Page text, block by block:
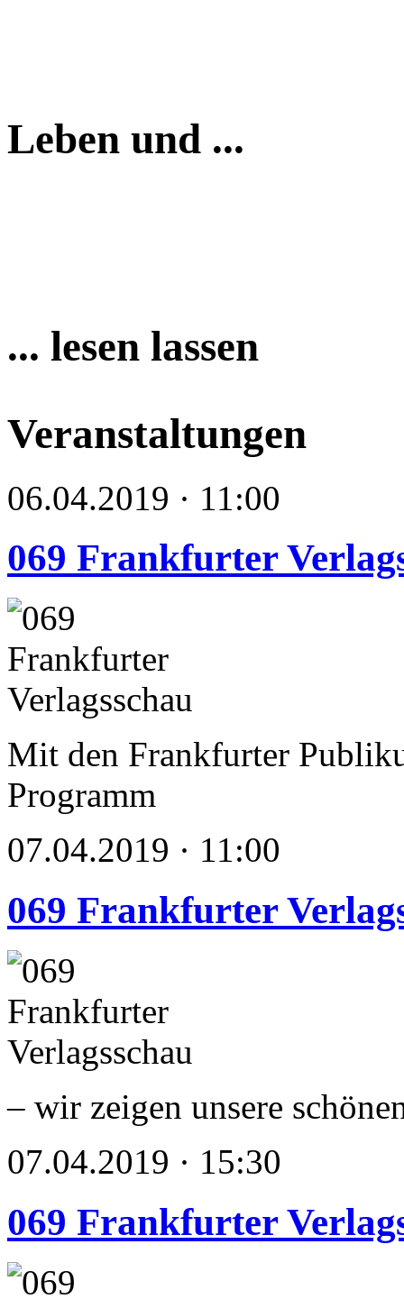
Leben und ...
... lesen lassen
Veranstaltungen
06.04.2019 · 11:00
069 Frankfurter
Mit den Frankfurter
Programm
07.04.2019 · 11:00
069 Frankfurter
– wir zeigen unsere
07.04.2019 · 15:30
069 Frankfurter